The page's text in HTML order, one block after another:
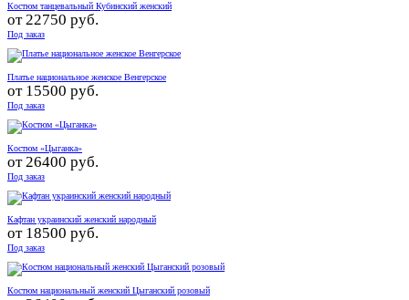
Костюм танцевальный Кубинский женский
от22750 руб.
Под заказ
Платье национальное женское Венгерское
от 15500 руб.
Под заказ
Костюм «Цыганка»
от26400 руб.
Под заказ
Кафтан украинский женский народный
от 18500 руб.
Под заказ
Костюм национальный женский Цыганский розовый